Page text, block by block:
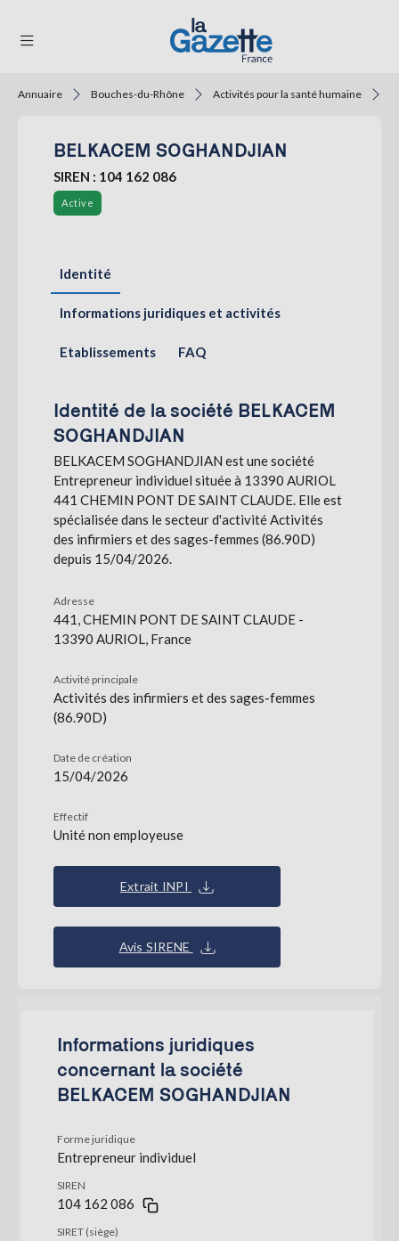
RÉGIONS
FORMATS
SERVICES
S'abonner
Annuaire Bouches-du-Rhône Activités pour la santé humaine
BELKACEM SOGHANDJIAN
SIREN : 104 162 086
Active
Identité
Informations juridiques et activités
Etablissements FAQ
Identité de la société BELKACEM
SOGHANDJIAN
BELKACEM SOGHANDJIAN est une société
Entrepreneur individuel située à 13390 AURIOL
441 CHEMIN PONT DE SAINT CLAUDE. Elle est
spécialisée dans le secteur d'activité Activités
des infirmiers et des sages-femmes (86.90D)
depuis 15/04/2026.
Adresse
441, CHEMIN PONT DE SAINT CLAUDE -
13390 AURIOL, France
Activité principale
Activités des infirmiers et des sages-femmes
(86.90D)
Date de création
15/04/2026
Effectif
Unité non employeuse
Extrait INPI
Avis SIRENE
Informations juridiques
concernant la société
BELKACEM SOGHANDJIAN
Forme juridique
Entrepreneur individuel
SIREN
104 162 086
SIRET (siège)